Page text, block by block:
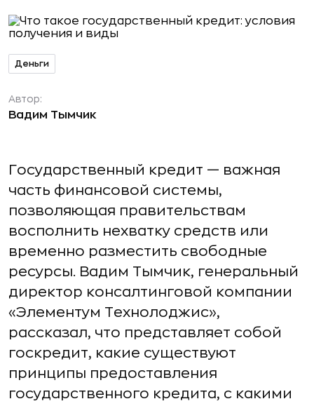
Деньги
Автор:
Вадим Тымчик
Государственный кредит — важная
часть финансовой системы,
позволяющая правительствам
восполнить нехватку средств или
временно разместить свободные
ресурсы. Вадим Тымчик, генеральный
директор консалтинговой компании
«Элементум Технолоджис»,
рассказал, что представляет собой
госкредит, какие существуют
принципы предоставления
государственного кредита, с какими